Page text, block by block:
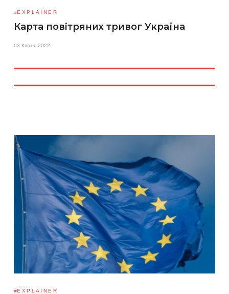
EXPLAINER
Карта повітряних тривог Україна
03 Квітня 2022
EXPLAINER